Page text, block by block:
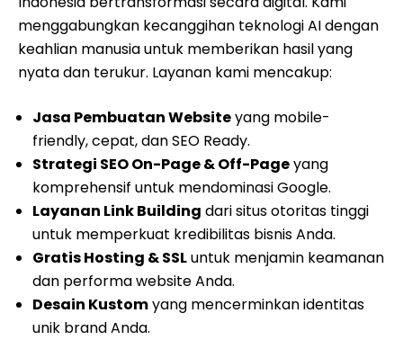
menggabungkan kecanggihan teknologi AI dengan
keahlian manusia untuk memberikan hasil yang
nyata dan terukur. Layanan kami mencakup:
Jasa Pembuatan Websiteyang mobile-
friendly, cepat, dan SEO Ready.
Strategi SEO On-Page & Off-Pageyang
komprehensif untuk mendominasi Google.
Layanan Link Building dari situs otoritas tinggi
untuk memperkuat kredibilitas bisnis Anda.
Gratis Hosting & SSLuntuk menjamin keamanan
dan performa website Anda.
Desain Kustomyang mencerminkan identitas
unik brand Anda.